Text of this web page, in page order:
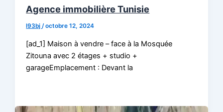
Agence immobilière Tunisie
l93bj/octobre 12, 2024
[ad_1] Maison à vendre – face à la Mosquée
Zitouna avec 2 étages + studio +
garageEmplacement : Devant la